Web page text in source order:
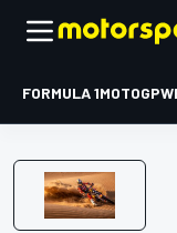
FORMULA 1MOTOGP